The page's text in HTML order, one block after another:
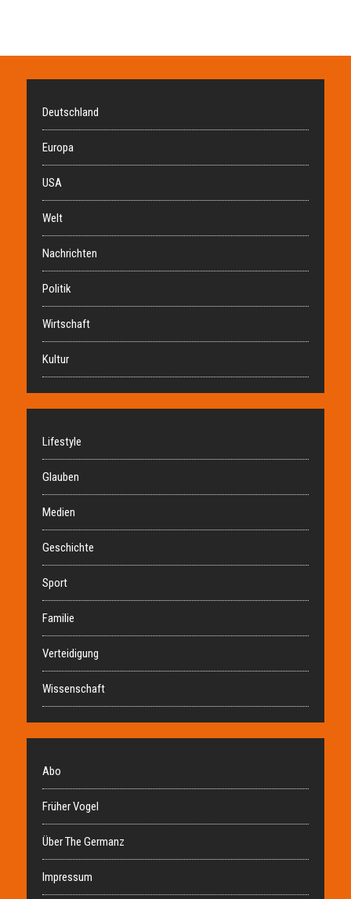
Deutschland
Europa
USA
Welt
Nachrichten
Politik
Wirtschaft
Kultur
Lifestyle
Glauben
Medien
Geschichte
Sport
Familie
Verteidigung
Wissenschaft
Abo
Früher Vogel
Über The Germanz
Impressum